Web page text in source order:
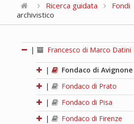
Ricerca guidata Fondi
archivistico
| Francesco di Marco Datini
|
Fondaco di Avignone
|
Fondaco di Prato
|
Fondaco di Pisa
|
Fondaco di Firenze